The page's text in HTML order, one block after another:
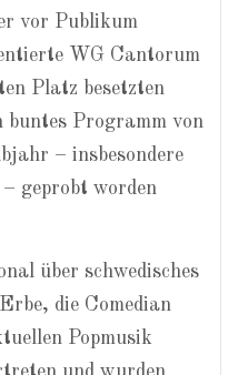
vor Publikum
WG Cantorum
Platz besetzten
buntes Programm von
– insbesondere
geprobt worden
über schwedisches
die Comedian
Popmusik